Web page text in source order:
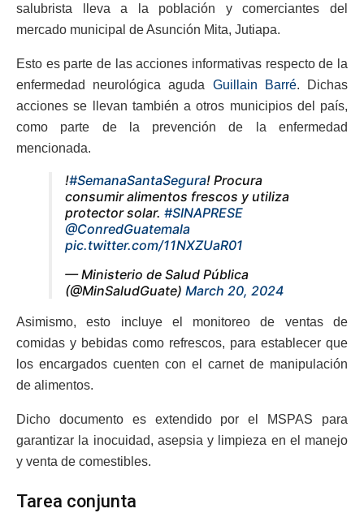
salubrista lleva a la población y comerciantes del
mercado municipal de Asunción Mita, Jutiapa.
Esto es parte de las acciones informativas respecto de la
enfermedad neurológica aguda Guillain Barré. Dichas
acciones se llevan también a otros municipios del país,
como parte de la prevención de la enfermedad
mencionada.
!#SemanaSantaSegura! Procura
consumir alimentos frescos y utiliza
protector solar. #SINAPRESE
@ConredGuatemala
pic.twitter.com/11NXZUaR01
— Ministerio de Salud Pública
(@MinSaludGuate) March 20, 2024
Asimismo, esto incluye el monitoreo de ventas de
comidas y bebidas como refrescos, para establecer que
los encargados cuenten con el carnet de manipulación
de alimentos.
Dicho documento es extendido por el MSPAS para
garantizar la inocuidad, asepsia y limpieza en el manejo
y venta de comestibles.
Tarea conjunta